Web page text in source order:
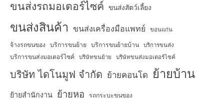
ขนส่งรถมอเตอร์ไซค์ ขนส่งสัตว์เลี้ยง
ขนส่งสินค้า ขนส่งเครื่องมือแพทย์ ขอนแก่น
จ้างรถขนของ บริการขนย้าย บริการขนย้ายบ้าน บริการขนส่ง
บริการขนส่งมอเตอร์ไซค์ บริษัทขนย้าย บริษัทขนส่งมอเตอร์ไซค์
บริษัท ไดโนมูฟ จำกัด ย้ายคอนโด ย้ายบ้าน
ย้ายสำนักงาน ย้ายหอ รถกระบะขนของ